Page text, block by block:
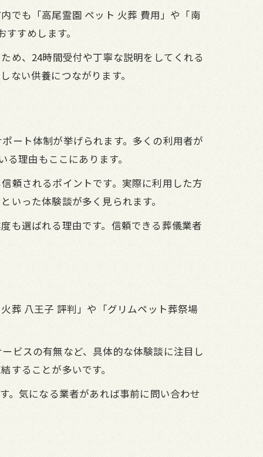
でも「高尾霊園 ペット 火葬 費用」や「南
すめします。
め、24時間受付や丁寧な説明をしてくれる
い供養につながります。
ート体制が挙げられます。多くの利用者が
理由もここにあります。
頼されるポイントです。実際に利用した方
った体験談が多く見られます。
も選ばれる理由です。信頼できる葬儀業者
葬 八王子 評判」や「グリムペット葬祭場
ビスの有無など、具体的な体験談に注目し
することが多いです。
。気になる業者があれば事前に問い合わせ